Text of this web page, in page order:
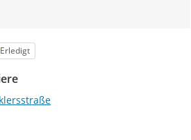
Status
Erledigt